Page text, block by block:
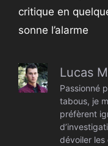
critique en
sonne l’alarme
Lucas
Passionné
tabous, je
préfèrent
dévoiler les